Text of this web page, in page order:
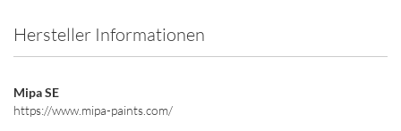
Hersteller Informationen
Mipa SE
https://www.mipa-paints.com/